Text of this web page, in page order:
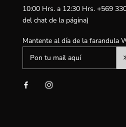
10:00 Hrs. a 12:30 Hrs. +569
del chat de la página)
Mantente al día de la farandula